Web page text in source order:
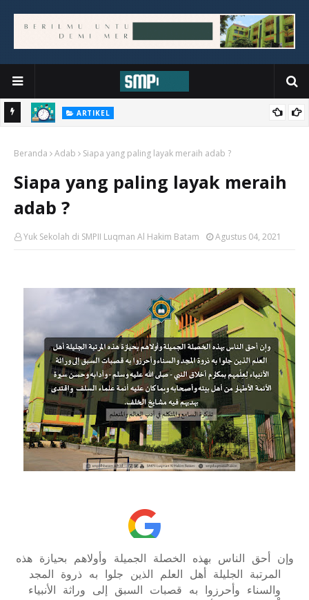
ARTIKEL
Beranda Adab Siapa yang paling layak meraih adab ?
Siapa yang paling layak meraih
adab ?
Yuk Sekolah di SMPII Luqman Al Hakim Batam Agustus 04, 2021
وإن أحق الناس بهذه الخصلة الجميلة وأولاهم بحيازة هذه
المرتبة الجليلة أهل العلم الذين جلوا به ذروة المجد
والسناء وأحرزوا به قصبات السبق إلى وراثة الأنبياء